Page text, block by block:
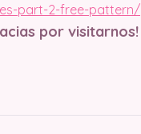
part-2-free-pattern/
por visitarnos!